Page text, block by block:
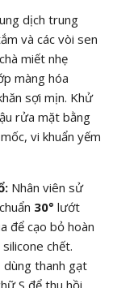
dịch trung
và các vòi sen
miết nhẹ
màng hóa
sợi mịn. Khử
rửa mặt bằng
vi khuẩn yếm
Nhân viên sử
30° lướt
để cạo bỏ hoàn
chết.
dùng thanh gạt
S để thu hồi